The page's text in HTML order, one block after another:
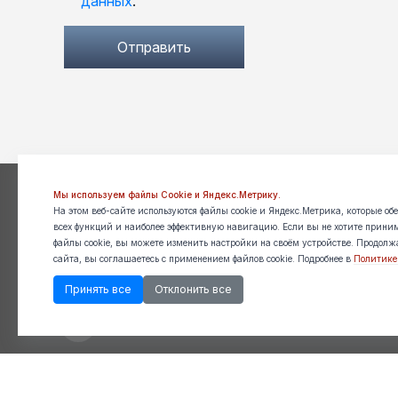
Отправить
Оптовые продажи
+7 903 208 72 25
+7 925 5 093 093
+7 495 245 52 42
Розничный
+7 985 187 26 86
Мы используем файлы Cookie и Яндекс.Метрику.
На этом веб-сайте используются файлы cookie и Яндекс.Метрика, которые
всех функций и наиболее эффективную навигацию. Если вы не хотите
файлы cookie, вы можете изменить настройки на своём устройстве.
сайта, вы соглашаетесь с применением файлов cookie. Подробнее в
Принять все Отклонить все